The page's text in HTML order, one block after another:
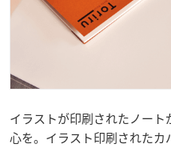
イラストが印刷されたノー
心を。イラスト印刷されたカ